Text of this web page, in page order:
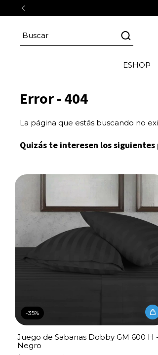
ESHOP
Error - 404
La página que estás buscando no
Quizás te interesen los
-35%
Juego de Sabanas Dobby GM 600 H -
Negro